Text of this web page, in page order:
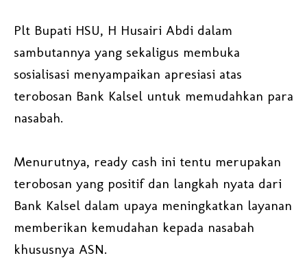
Plt Bupati HSU, H Husairi Abdi dalam
sambutannya yang sekaligus membuka
sosialisasi menyampaikan apresiasi atas
terobosan Bank Kalsel untuk memudahkan para
nasabah.
Menurutnya, ready cash ini tentu merupakan
terobosan yang positif dan langkah nyata dari
Bank Kalsel dalam upaya meningkatkan layanan
memberikan kemudahan kepada nasabah
khususnya ASN.